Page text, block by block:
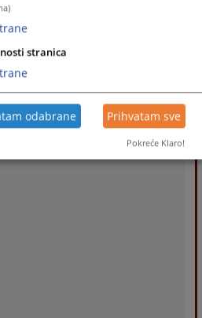
stranica
odabrane Prihvatam sve
Pokreće Klaro!